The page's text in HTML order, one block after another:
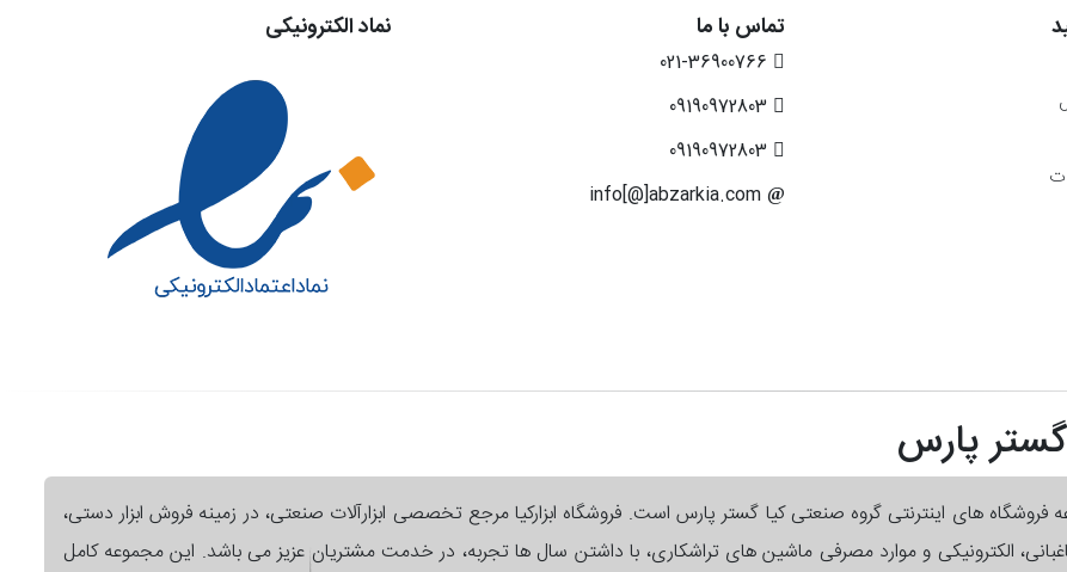
تماس با ما نماد الکترونیکی
پارس
فروشگاه های اینترنتی گروه صنعتی کیا گستر پارس است. فروشگاه ابزارکیا مرجع تخصصی ابزارآلات صنعتی، در زمینه فروش ابزار دستی،
الکترونیکی و موارد مصرفی ماشین های تراشکاری، با داشتن سال ها تجربه، در خدمت مشتریان عزیز می باشد. این مجموعه کامل